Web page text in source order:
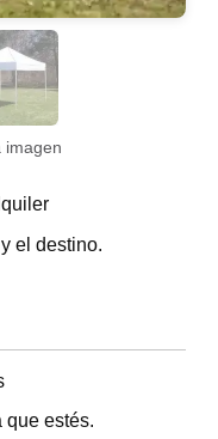
imagen
el destino.
que estés.